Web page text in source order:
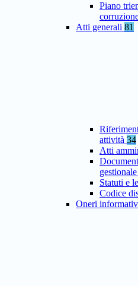
Piano
Atti generali 81
attività 34
Atti
gestionale
Statuti e
Codice
Oneri